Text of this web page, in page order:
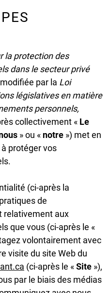
la protection des
dans le secteur privé
par la Loi
législatives en matière
personnels,
collectivement « Le
» ou « notre ») met en
protéger vos
(ci-après la
de
relativement aux
que vous (ci-après le «
volontairement avec
visite du site Web du
(ci-après le «Site »),
par le biais des médias